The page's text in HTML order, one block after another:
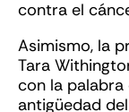
contra el
Asimismo, la
Tara
con la
antigüedad